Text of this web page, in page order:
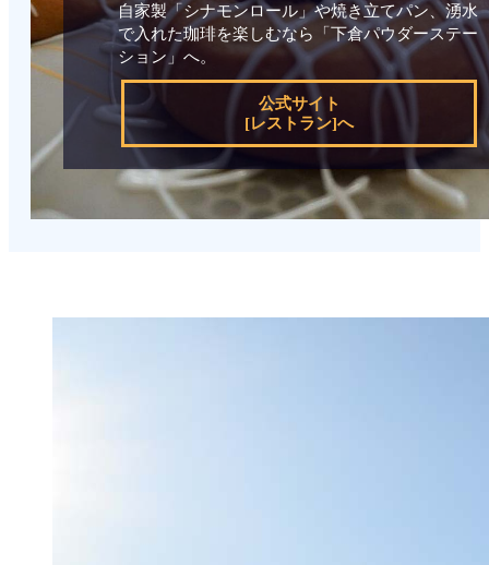
自家製「シナモンロール」や焼き立てパン、湧水
で入れた珈琲を楽しむなら「下倉パウダーステー
ション」へ。
公式サイト
[レストラン]へ